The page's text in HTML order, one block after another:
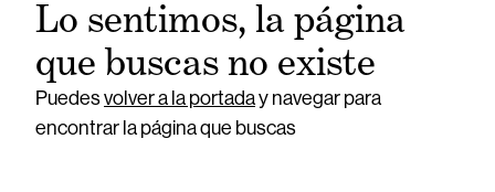
Lo sentimos, la página
que buscas no existe
Puedesvolver a la portaday navegar para
encontrar la página que buscas